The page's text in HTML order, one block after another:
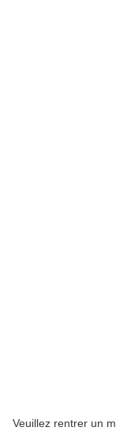
Veuillez rentrer un